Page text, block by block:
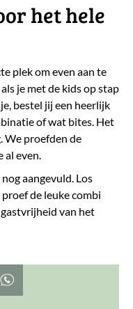
het hele
plek om even aan te
je met de kids op stap
bestel jij een heerlijk
of wat bites. Het
We proefden de
al even.
aangevuld. Los
de leuke combi
van het
pinterest